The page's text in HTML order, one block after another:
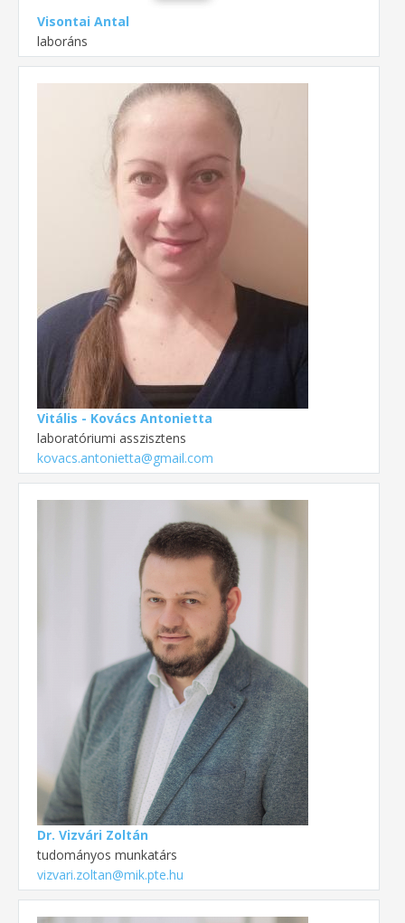
Visontai Antal
laboráns
Vitális - Kovács Antonietta
laboratóriumi asszisztens
kovacs.antonietta@gmail.com
Dr. Vizvári Zoltán
tudományos munkatárs
vizvari.zoltan@mik.pte.hu